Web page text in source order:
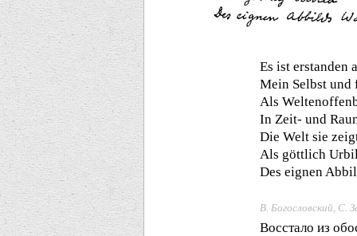
Es ist erstanden
Mein Selbst und
Als
In Zeit- und
Die Welt sie
Als göttlich
Des eignen
В. Богословский, С.
Восстало из